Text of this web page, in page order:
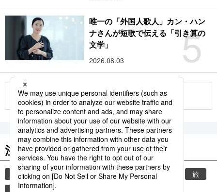
5
唯一の「外国人歌人」カン・ハン
ナさんが短歌で伝える「引き算の
文学」
2026.08.03
もっと見る
注目のキーワード
共同通信ニュース 時事通信ニュース 観光
旅